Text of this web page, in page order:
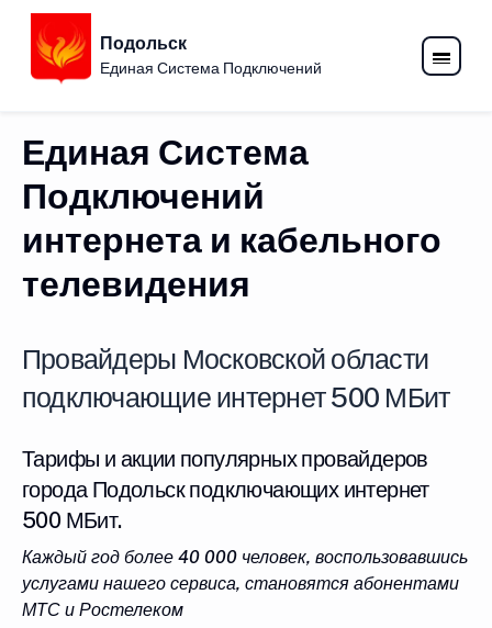
Подольск
Единая Система Подключений
Единая Система
Подключений
интернета и кабельного
телевидения
Провайдеры Московской области
подключающие интернет 500 МБит
Тарифы и акции популярных провайдеров
города Подольск подключающих интернет
500 МБит.
Каждый год более 40 000 человек, воспользовавшись
услугами нашего сервиса, становятся абонентами
МТС и Ростелеком